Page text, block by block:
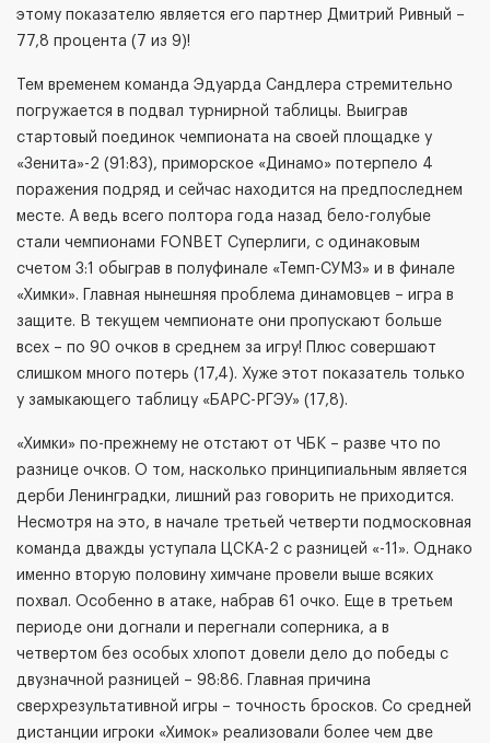
этому показателю является его партнер Дмитрий Ривный –
77,8 процента (7 из 9)!
Тем временем команда Эдуарда Сандлера стремительно
погружается в подвал турнирной таблицы. Выиграв
стартовый поединок чемпионата на своей площадке у
«Зенита»-2 (91:83), приморское «Динамо» потерпело 4
поражения подряд и сейчас находится на предпоследнем
месте. А ведь всего полтора года назад бело-голубые
стали чемпионами FONBET Суперлиги, с одинаковым
счетом 3:1 обыграв в полуфинале «Темп-СУМЗ» и в финале
«Химки». Главная нынешняя проблема динамовцев – игра в
защите. В текущем чемпионате они пропускают больше
всех – по 90 очков в среднем за игру! Плюс совершают
слишком много потерь (17,4). Хуже этот показатель только
у замыкающего таблицу «БАРС-РГЭУ» (17,8).
«Химки» по-прежнему не отстают от ЧБК – разве что по
разнице очков. О том, насколько принципиальным является
дерби Ленинградки, лишний раз говорить не приходится.
Несмотря на это, в начале третьей четверти подмосковная
команда дважды уступала ЦСКА-2 с разницей «-11». Однако
именно вторую половину химчане провели выше всяких
похвал. Особенно в атаке, набрав 61 очко. Еще в третьем
периоде они догнали и перегнали соперника, а в
четвертом без особых хлопот довели дело до победы с
двузначной разницей – 98:86. Главная причина
сверхрезультативной игры – точность бросков. Со средней
дистанции игроки «Химок» реализовали более чем две